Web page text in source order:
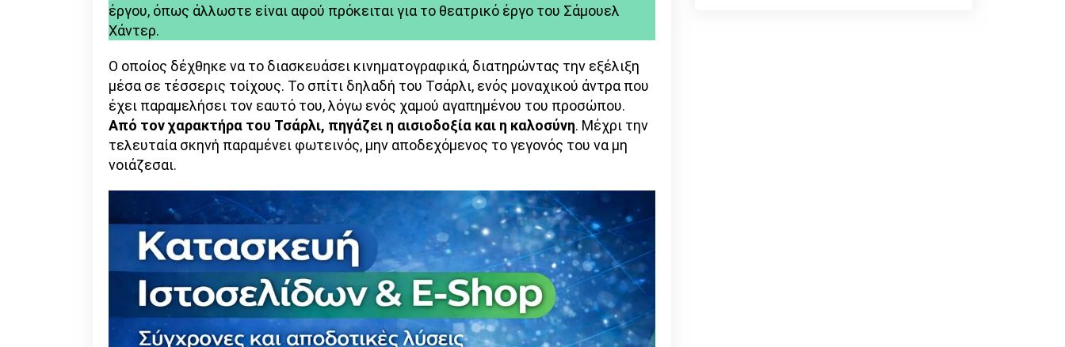
έργου, όπως άλλωστε είναι αφού πρόκειται για το θεατρικό έργο του Σάμουελ
Χάντερ.
Ο οποίος δέχθηκε να το διασκευάσει κινηματογραφικά, διατηρώντας την εξέλιξη
μέσα σε τέσσερις τοίχους. Το σπίτι δηλαδή του Τσάρλι, ενός μοναχικού άντρα που
έχει παραμελήσει τον εαυτό του, λόγω ενός χαμού αγαπημένου του προσώπου.
Από τον χαρακτήρα του Τσάρλι, πηγάζει η αισιοδοξία και η καλοσύνη. Μέχρι την
τελευταία σκηνή παραμένει φωτεινός, μην αποδεχόμενος το γεγονός του να μη
νοιάζεσαι.